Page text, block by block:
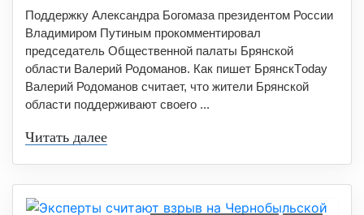
Поддержку Александра Богомаза президентом России
Владимиром Путиным прокомментировал
председатель Общественной палаты Брянской
области Валерий Родоманов. Как пишет БрянскТoday
Валерий Родоманов считает, что жители Брянской
области поддерживают своего ...
Читать далее